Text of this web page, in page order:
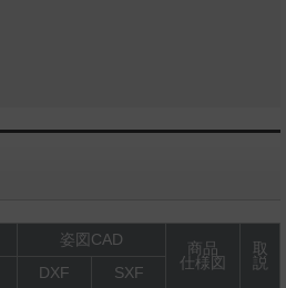
姿図CAD
商品
仕様図
取
説
DXF SXF